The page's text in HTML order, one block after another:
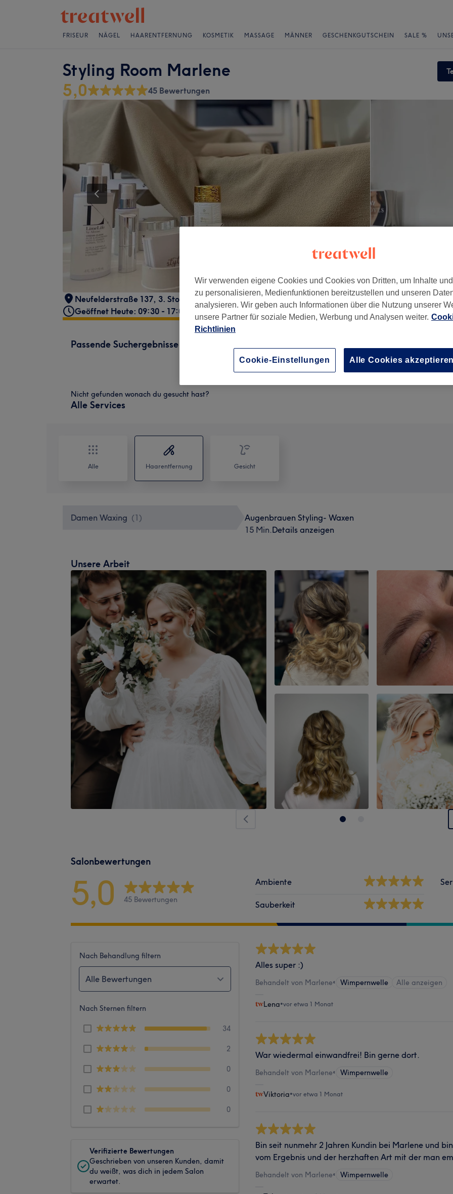
FRISEUR NÄGEL HAARENTFERNUNG KOSMETIK MASSAGE MÄNNER GESCHENKGUTSCHEIN SALE %
Styling Room Marlene
5,0 45 Bewertungen
Neufelderstraße 137, 3. Stock Pichling,, Linz, 4030
Geöffnet Heute: 09:30 - 17:00
Passende Suchergebnisse
15 Min.Details anzeigen
Nicht gefunden wonach du gesucht hast?
Alle Services
Alle Haarentfernung Gesicht
Damen Waxing (1 )
Augenbrauen Styling- Waxen
15 Min.Details anzeigen
Unsere Arbeit
Salonbewertungen
5,0 45 Bewertungen
Ambiente
Sauberkeit
Nach Behandlung filtern
Alle Bewertungen
Nach Sternen filtern
34
2
0
0
0
Verifizierte Bewertungen
Geschrieben von unseren Kunden, damit
du weißt, was dich in jedem Salon
erwartet.
Alles super :)
Behandelt von Marlene• Wimpernwelle Alle anzeigen
Lena•vor etwa 1 Monat
War wiedermal einwandfrei! Bin gerne dort.
Behandelt von Marlene• Wimpernwelle
Viktoria•vor etwa 1 Monat
Bin seit nunmehr 2 Jahren Kundin bei Marlene und
vom Ergebnis und der herzhaften Art mit der man
Behandelt von Marlene• Wimpernwelle
Wir verwenden eigene Cookies und Cookies von Dritten, um Inhalte
zu personalisieren, Medienfunktionen bereitzustellen und unseren
analysieren. Wir geben auch Informationen über die Nutzung unserer
unsere Partner für soziale Medien, Werbung und Analysen weiter.
Richtlinien
Alle Cookies
Cookie-Einstellungen